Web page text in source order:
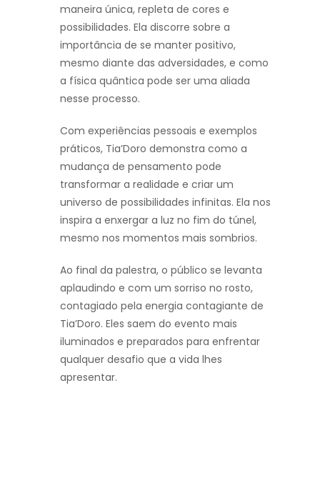
maneira única, repleta de cores e
possibilidades. Ela discorre sobre a
importância de se manter positivo,
mesmo diante das adversidades, e como
a física quântica pode ser uma aliada
nesse processo.
Com experiências pessoais e exemplos
práticos, Tia’Doro demonstra como a
mudança de pensamento pode
transformar a realidade e criar um
universo de possibilidades infinitas. Ela nos
inspira a enxergar a luz no fim do túnel,
mesmo nos momentos mais sombrios.
Ao final da palestra, o público se levanta
aplaudindo e com um sorriso no rosto,
contagiado pela energia contagiante de
Tia’Doro. Eles saem do evento mais
iluminados e preparados para enfrentar
qualquer desafio que a vida lhes
apresentar.